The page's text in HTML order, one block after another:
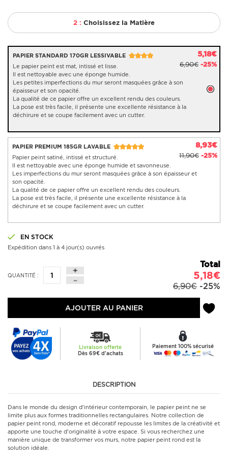
2 : Choisissez la Matière
PAPIER STANDARD 170GR LESSIVABLE 5,18€
6,90€ -25%
Le papier peint est mat, intissé et lisse.
Il est nettoyable avec une éponge humide.
Les petites imperfections du mur seront masquées grâce à son
épaisseur et son opacité.
La qualité de ce papier offre un excellent rendu des couleurs.
La pose est très facile, il présente une excellente résistance à la
déchirure et se coupe facilement avec un cutter.
PAPIER PREMIUM 185GR LAVABLE 8,93€
11,90€ -25%
Papier peint satiné, intissé et structuré.
Il est nettoyable avec une éponge humide et savonneuse.
Les imperfections du mur seront masquées grâce à son épaisseur et
son opacité.
La qualité de ce papier offre un excellent rendu des couleurs.
La pose est très facile, il présente une excellente résistance à la
déchirure et se coupe facilement avec un cutter.
EN STOCK
Expédition dans 1 à 4 jour(s) ouvrés
QUANTITÉ :
Total
5,18€
6,90€ -25%
AJOUTER AU PANIER
Livraison offerte
Dès 69€ d'achats
Paiement 100% sécurisé
DESCRIPTION
Dans le monde du design d'intérieur contemporain, le papier peint ne se
limite plus aux formes traditionnelles rectangulaires. Notre collection de
papier peint rond, moderne et décoratif repousse les limites de la créativité et
apporte une touche d'originalité à votre espace. Si vous recherchez une
manière unique de transformer vos murs, notre papier peint rond est la
solution idéale.